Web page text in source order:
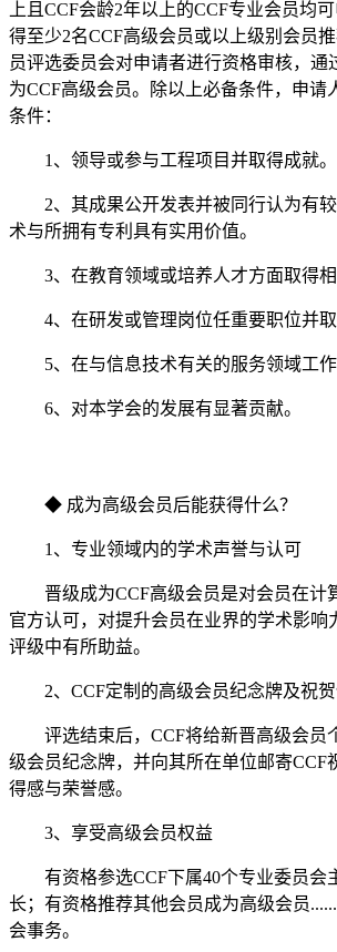
上且CCF会龄2年以上的CCF专业会员均
得至少2名CCF高级会员或以上级别会员
员评选委员会对申请者进行资格审核，通
为CCF高级会员。除以上必备条件，申请
条件：
1、领导或参与工程项目并取得成就。
2、其成果公开发表并被同行认为有
术与所拥有专利具有实用价值。
3、在教育领域或培养人才方面取得相
4、在研发或管理岗位任重要职位并取
5、在与信息技术有关的服务领域工作
6、对本学会的发展有显著贡献。
◆ 成为高级会员后能获得什么？
1、专业领域内的学术声誉与认可
晋级成为CCF高级会员是对会员在计
官方认可，对提升会员在业界的学术影响
评级中有所助益。
2、CCF定制的高级会员纪念牌及祝
评选结束后，CCF将给新晋高级会员
级会员纪念牌，并向其所在单位邮寄CCF
得感与荣誉感。
3、享受高级会员权益
有资格参选CCF下属40个专业委员会
长；有资格推荐其他会员成为高级会员
会事务。